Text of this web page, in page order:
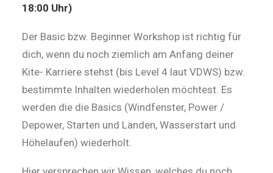
18:00 Uhr)
Der Basic bzw. Beginner Workshop ist richtig für
dich, wenn du noch ziemlich am Anfang deiner
Kite- Karriere stehst (bis Level 4 laut VDWS) bzw.
bestimmte Inhalten wiederholen möchtest. Es
werden die die Basics (Windfenster, Power /
Depower, Starten und Landen, Wasserstart und
Höhelaufen) wiederholt.